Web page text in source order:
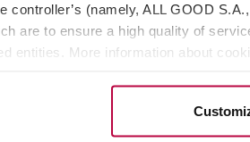
controller’s (namely, ALL GOOD
are to ensure a high quality of
entities. More information about